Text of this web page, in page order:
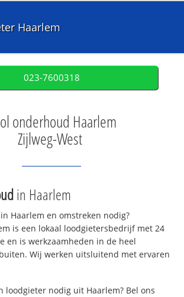
Haarlem
023-7600318
onderhoud Haarlem
Zijlweg-West
in Haarlem
in Haarlem en omstreken nodig?
is een lokaal loodgietersbedrijf met 24
en is werkzaamheden in de heel
Wij werken uitsluitend met ervaren
loodgieter nodig uit Haarlem? Bel ons